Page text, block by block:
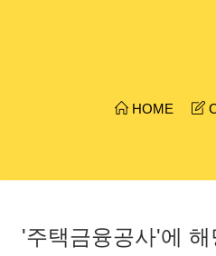
HOME
'주택금융공사'에